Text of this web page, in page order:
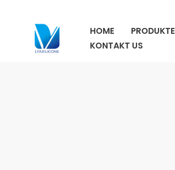
HOME PRODUKTE
KONTAKT US